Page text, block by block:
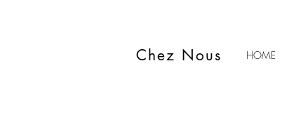
HOME
Chez Nous